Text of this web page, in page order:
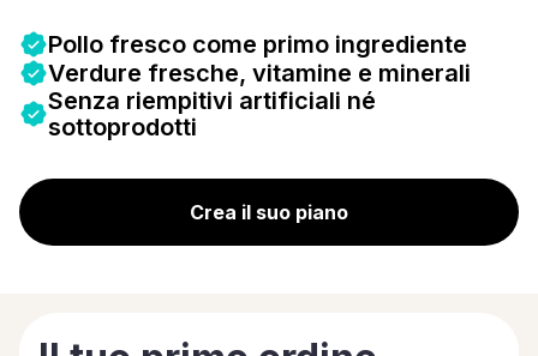
Pollo fresco come primo ingrediente
Verdure fresche, vitamine e minerali
Senza riempitivi artificiali né
sottoprodotti
Crea il suo piano